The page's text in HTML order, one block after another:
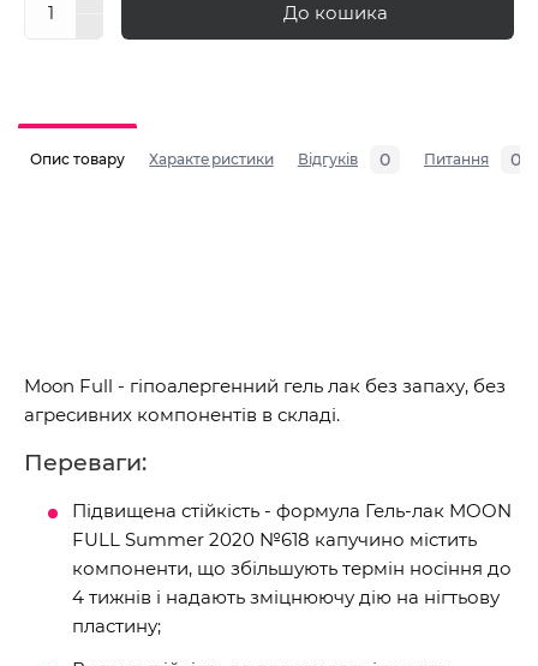
До кошика
Опис товару Характеристики Відгуків 0 Питання 0
Moon Full - гіпоалергенний гель лак без запаху, без
агресивних компонентів в складі.
Переваги:
Підвищена стійкість - формула Гель-лак MOON
FULL Summer 2020 №618 капучино містить
компоненти, що збільшують термін носіння до
4 тижнів і надають зміцнюючу дію на нігтьову
пластину;